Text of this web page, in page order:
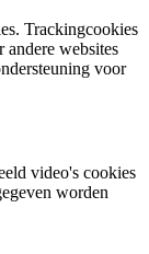
Trackingcookies
andere websites
voor
video's cookies
worden